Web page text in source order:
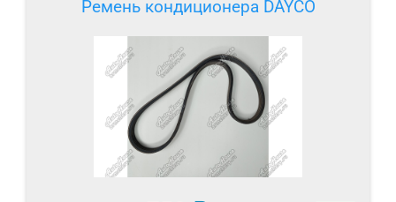
Ремень кондиционера DAYCO